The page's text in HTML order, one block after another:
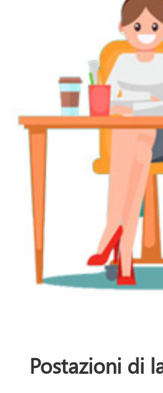
Postazioni di